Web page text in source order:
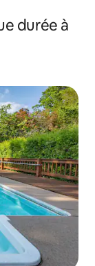
durée à